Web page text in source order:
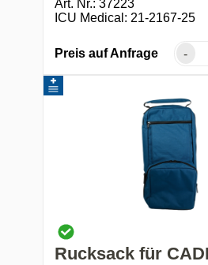
Art. Nr.: 37223
ICU Medical: 21-2167-25
Preis auf Anfrage -
Rucksack für